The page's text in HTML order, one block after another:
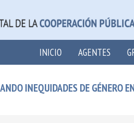
INICIO AGENTES
INEQUIDADES DE GÉNERO